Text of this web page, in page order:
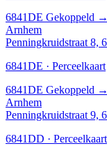
6841DE Gekoppeld →
Arnhem
Penningkruidstraat 8,
6841DE · Perceelkaart
6841DE Gekoppeld →
Arnhem
Penningkruidstraat 9,
6841DD · Perceelkaart